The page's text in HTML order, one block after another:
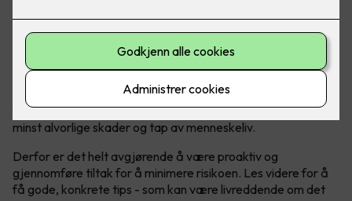
tipsene for å føle deg tryggere om det verste skulle skje.
Brannsikkerhet er en svært viktig del av å opprettholde et
trygt og sikkert hjem. Brann kan oppstå helt uventet og kan
forårsake store ødeleggelser av bolig og eiendeler, men ikke
minst alvorlige skader og tap av menneskeliv.
Derfor er det helt avgjørende å være proaktiv og
gjennomføre tiltak for å minimere risikoen. Les videre for å
få gode, konkrete tips - som kan være livreddende om det